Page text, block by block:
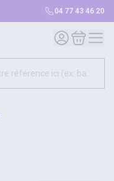
04 77 43 46 20
Mon compte
Mon